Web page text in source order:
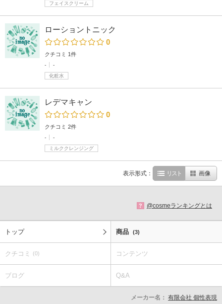
フェイスクリーム
ローショントニック
0
クチコミ 1件
-
-
化粧水
レデマキャン
0
クチコミ 2件
-
-
ミルククレンジング
表示形式： リスト 画像
? @cosmeランキングとは
トップ 商品 (3)
クチコミ (0) コンテンツ
ブログ Q&A
メーカー名： 有限会社 個性表現